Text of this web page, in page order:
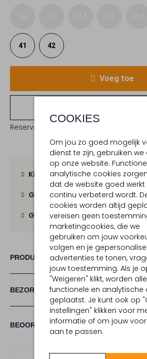
COOKIES
Om jou zo goed mogelijk
dienst te zijn, gebruiken we
op onze website.
analytische cookies
dat de website goed werkt
continu verbeterd wordt.
cookies worden altijd
vereisen geen
marketingcookies, die we
gebruiken om jouw
volgen en je
advertenties te tonen,
jouw toestemming. Als je
"Weigeren" klikt, worden
functionele en analytische
geplaatst. Je kunt ook op
instellingen" klikken voor
informatie of om jouw
aan te passen.
41 42
Voeg toe
Reserveer direct in een van onze 19
Kies zelf je bezorgmoment
Gratis verzendingvanaf € 100,-
Gratis retourbinnen 30 dagen
PRODUCT INFORMATIE
BEOORDELINGEN (1) 1
5
STERREN
BEZORGEN & RETOURNEREN